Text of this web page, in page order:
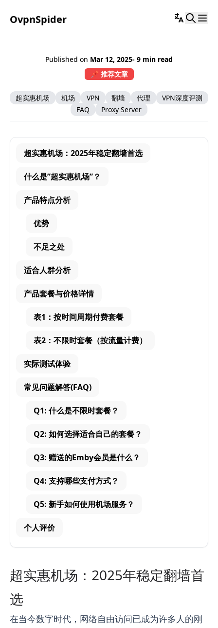
OvpnSpider
Published on Mar 12, 2025- 9 min read
📌 推荐文章
超实惠机场 机场 VPN 翻墙 代理
VPN深度评测
FAQ
Proxy Server
超实惠机场：2025年稳定翻墙首选
什么是”超实惠机场”？
产品特点分析
优势
不足之处
适合人群分析
产品套餐与价格详情
表1：按时间周期付费套餐
表2：不限时套餐（按流量计费）
实际测试体验
常见问题解答(FAQ)
Q1: 什么是不限时套餐？
Q2: 如何选择适合自己的套餐？
Q3: 赠送的Emby会员是什么？
Q4: 支持哪些支付方式？
Q5: 新手如何使用机场服务？
个人评价
超实惠机场：2025年稳定翻墙首
选
在当今数字时代，网络自由访问已成为许多人的刚